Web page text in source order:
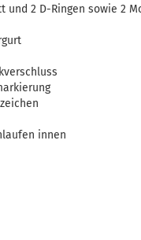
2 D-Ringen sowie 2
innen